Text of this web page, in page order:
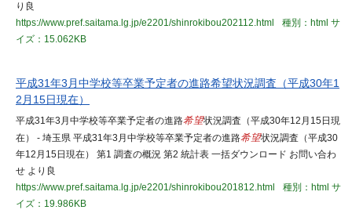
り良
https://www.pref.saitama.lg.jp/e2201/shinrokibou202112.html
種別：html サ
イズ：15.062KB
平成31年3月中学校等卒業予定者の進路希望状況調査（平成30年1
2月15日現在）
平成31年3月中学校等卒業予定者の進路希望状況調査（平成30年12月15日現
在） - 埼玉県 平成31年3月中学校等卒業予定者の進路希望状況調査（平成30
年12月15日現在） 第1 調査の概況 第2 統計表 一括ダウンロード お問い合わ
せ より良
https://www.pref.saitama.lg.jp/e2201/shinrokibou201812.html
種別：html サ
イズ：19.986KB